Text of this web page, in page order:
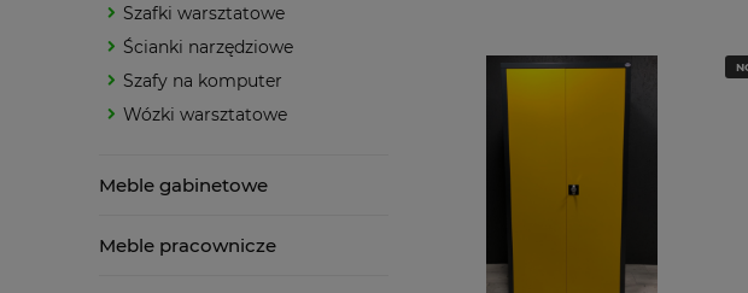
Szafki warsztatowe
Ścianki narzędziowe
Szafy na komputer
Wózki warsztatowe
Meble gabinetowe
Meble pracownicze